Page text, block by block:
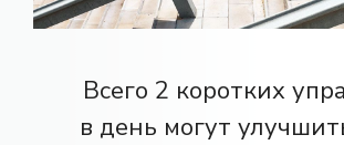
Всего 2 коротких
в день могут